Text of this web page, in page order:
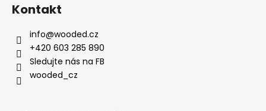
Kontakt
info@wooded.cz
+420 603 285 890
Sledujte nás na FB
wooded_cz